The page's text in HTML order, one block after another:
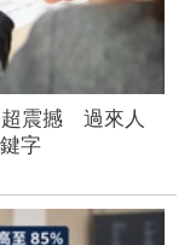
超震撼 過來人
字